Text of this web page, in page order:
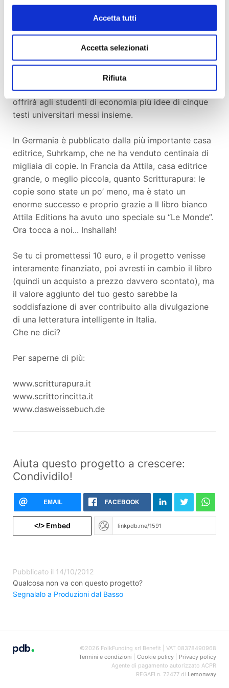
Accetta tutti
Accetta selezionati
Rifiuta
Acclamato in Germania da “Die Welt” come un
piccolo capolavoro e in Francia da “Le Monde”
come un libro di un umorismo inimitabile, Il libro
bianco, dicono a Berlino, infiammerà gli animi e
offrirà agli studenti di economia più idee di cinque
testi universitari messi insieme.
In Germania è pubblicato dalla più importante casa
editrice, Suhrkamp, che ne ha venduto centinaia di
migliaia di copie. In Francia da Attila, casa editrice
grande, o meglio piccola, quanto Scritturapura: le
copie sono state un po’ meno, ma è stato un
enorme successo e proprio grazie a Il libro bianco
Attila Editions ha avuto uno speciale su “Le Monde”.
Ora tocca a noi... Inshallah!
Se tu ci promettessi 10 euro, e il progetto venisse
interamente finanziato, poi avresti in cambio il libro
(quindi un acquisto a prezzo davvero scontato), ma
il valore aggiunto del tuo gesto sarebbe la
soddisfazione di aver contribuito alla divulgazione
di una letteratura intelligente in Italia.
Che ne dici?
Per saperne di più:
www.scritturapura.it
www.scrittorincitta.it
www.dasweissebuch.de
Aiuta questo progetto a crescere:
Condividilo!
EMAIL FACEBOOK
</>Embed
Pubblicato il 14/10/2012
Qualcosa non va con questo progetto?
Segnalalo a Produzioni dal Basso
©2026 FolkFunding srl Benefit | VAT 08378490968
Termini e condizioni
Cookie policy| Privacy policy
Agente di pagamento autorizzato ACPR
REGAFI n. 72477 di Lemonway